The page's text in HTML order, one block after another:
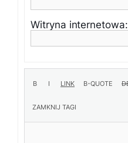
Witryna internetowa: